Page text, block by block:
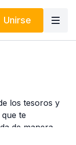
Unirse
los tesoros y
te
de manera